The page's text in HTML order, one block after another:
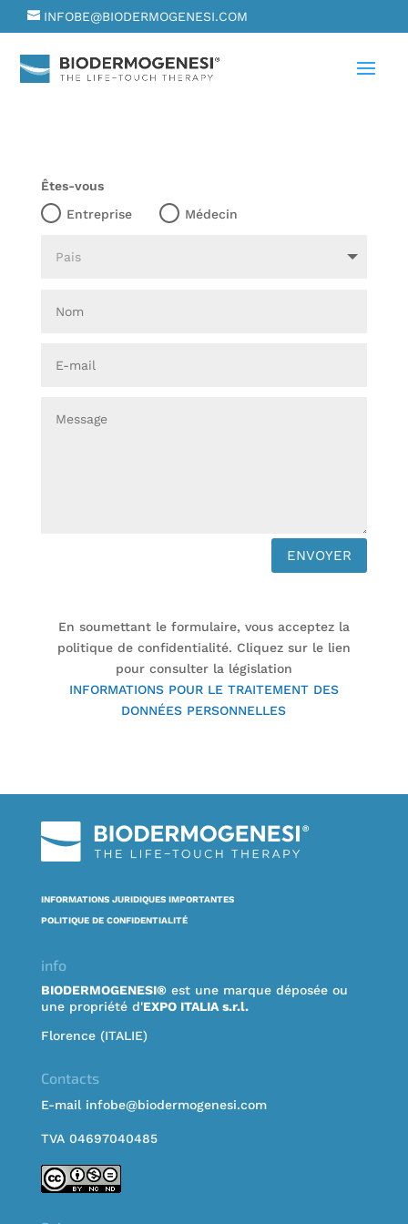
INFOBE@BIODERMOGENESI.COM
Êtes-vous
Entreprise
Médecin
ENVOYER
En soumettant le formulaire, vous acceptez la
politique de confidentialité. Cliquez sur le lien
pour consulter la législation
INFORMATIONS POUR LE TRAITEMENT DES
DONNÉES PERSONNELLES
INFORMATIONS JURIDIQUES IMPORTANTES
POLITIQUE DE CONFIDENTIALITÉ
info
BIODERMOGENESI®est une marque déposée ou
une propriété d'EXPO ITALIA s.r.l.
Florence (ITALIE)
Contacts
E-mail infobe@biodermogenesi.com
TVA 04697040485